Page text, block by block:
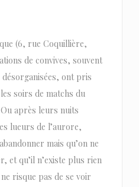
(6, rue Coquillière,
de convives, souvent
ont pris
soirs de matchs du
après leurs nuits
lueurs de l’aurore,
mais qu’on ne
et qu’il n’existe plus rien
risque pas de se voir